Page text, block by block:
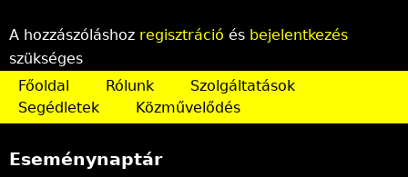
A hozzászóláshoz regisztráció és bejelentkezés
szükséges
Főoldal
Rólunk
Szolgáltatások
Segédletek
Közművelődés
Eseménynaptár